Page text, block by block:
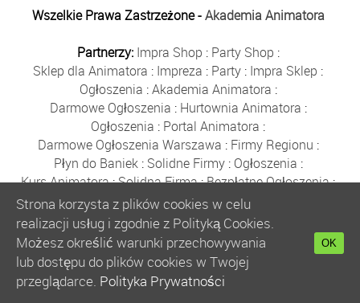
Wszelkie Prawa Zastrzeżone -Akademia Animatora
Partnerzy: Impra Shop : Party Shop :
Sklep dla Animatora : Impreza : Party : Impra Sklep :
Ogłoszenia :Akademia Animatora :
Darmowe Ogłoszenia : Hurtownia Animatora :
Ogłoszenia : Portal Animatora :
Darmowe Ogłoszenia Warszawa : Firmy Regionu :
Płyn do Baniek: Solidne Firmy: Ogłoszenia :
Kurs Animatora:Solidna Firma:Bezpłatne Ogłoszenia:
Animator Czasu Wolnego:
Bezpłatne Ogłoszenia Warszawa:sklep animatora
Bańki Mydlane:Bezpłatne Ogłoszenia
Szkolenie Animatorów:Kurs Animatora
:
Kurs Animatora Warszawa :Rumia
Kurs Animatora Poznań:
Strona korzysta z plików cookies w celu
realizacji usług i zgodnie z Polityką Cookies.
Możesz określić warunki przechowywania
lub dostępu do plików cookies w Twojej
przeglądarce. Polityka Prywatności
OK